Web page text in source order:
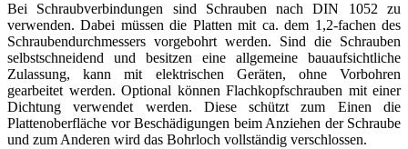
Bei Schraubverbindungen sind Schrauben nach DIN 1052 zu
verwenden. Dabei müssen die Platten mit ca. dem 1,2-fachen des
Schraubendurchmessers vorgebohrt werden. Sind die Schrauben
selbstschneidend und besitzen eine allgemeine bauaufsichtliche
Zulassung, kann mit elektrischen Geräten, ohne Vorbohren
gearbeitet werden. Optional können Flachkopfschrauben mit einer
Dichtung verwendet werden. Diese schützt zum Einen die
Plattenoberfläche vor Beschädigungen beim Anziehen der Schraube
und zum Anderen wird das Bohrloch vollständig verschlossen.